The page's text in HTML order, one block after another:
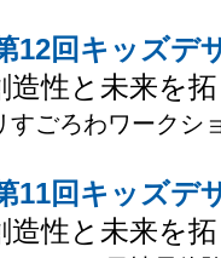
12回キッズデ
性と未来を
すごろわワークシ
11回キッズデ
性と未来を